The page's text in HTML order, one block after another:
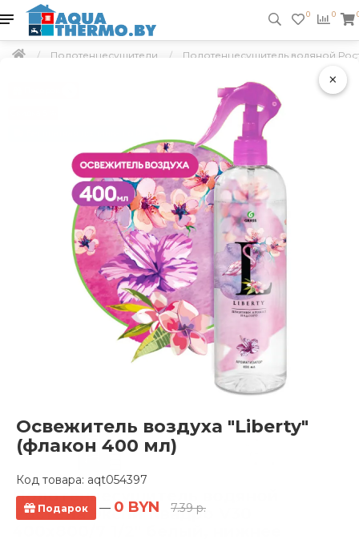
×
Освежитель воздуха "Liberty"
(флакон 400 мл)
Код товара: aqt054397
Подарок — 0 BYN 7.39 р.
0 0
Полотенцесушители Полотенцесушитель водяной
Полотенцесушитель водяной
Ростела Экспи Квадро V30